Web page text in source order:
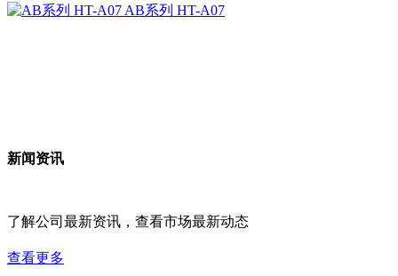
AB系列 HT-A07
新闻资讯
了解公司最新资讯，查看市场最新动态
查看更多